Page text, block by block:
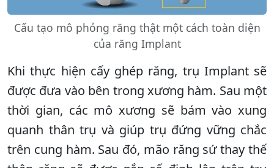
Cấu tạo mô phỏng răng thật một cách toàn diện
của răng Implant
Khi thực hiện cấy ghép răng, trụ Implant sẽ
được đưa vào bên trong xương hàm. Sau một
thời gian, các mô xương sẽ bám vào xung
quanh thân trụ và giúp trụ đứng vững chắc
trên cung hàm. Sau đó, mão răng sứ thay thế